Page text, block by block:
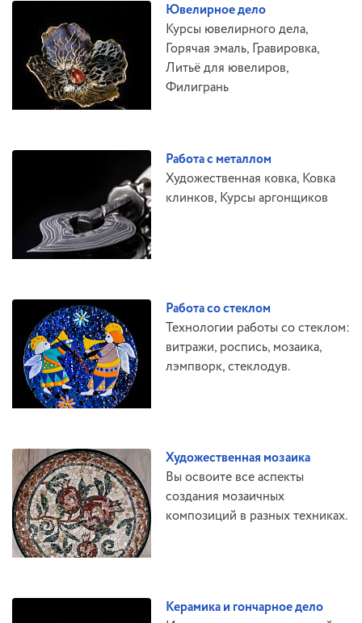
Ювелирное дело
Курсы ювелирного дела,
Горячая эмаль, Гравировка,
Литьё для ювелиров,
Филигрань
Работа с металлом
Художественная ковка, Ковка
клинков, Курсы аргонщиков
Работа со стеклом
Технологии работы со стеклом:
витражи, роспись, мозаика,
лэмпворк, стеклодув.
Художественная мозаика
Вы освоите все аспекты
создания мозаичных
композиций в разных техниках.
Керамика и гончарное дело